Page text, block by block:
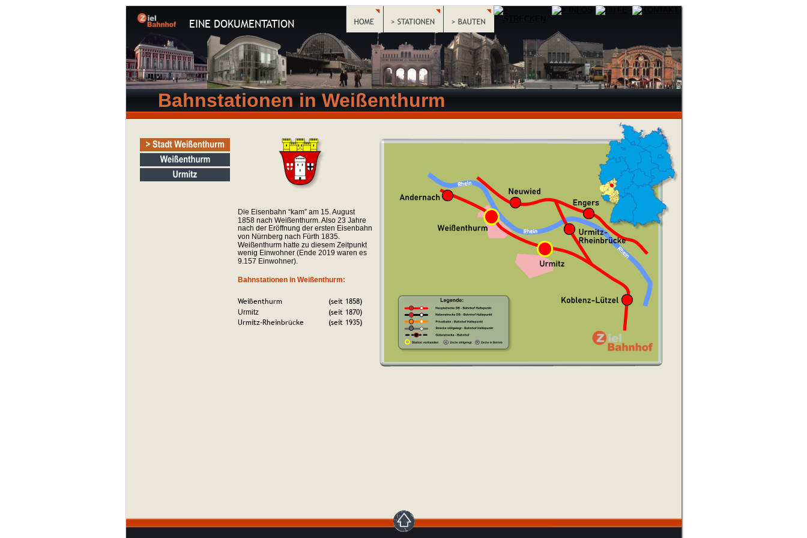
EINE DOKUMENTATION
Die Eisenbahn “kam” am 15. August
1858 nach Weißenthurm. Also 23 Jahre
nach der Eröffnung der ersten Eisenbahn
von Nürnberg nach Fürth 1835.
Weißenthurm hatte zu diesem Zeitpunkt
wenig Einwohner (Ende 2019 waren es
9.157 Einwohner).
Bahnstationen in Weißenthurm:
Weißenthurm (seit 1858)
Urmitz
(seit 1870)
Urmitz-Rheinbrücke
(seit 1935)
Bahnstationen in Weißenthurm